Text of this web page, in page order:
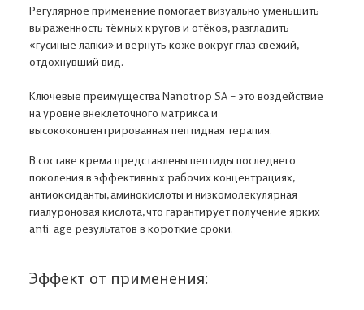
Регулярное применение помогает визуально уменьшить
выраженность тёмных кругов и отёков, разгладить
«гусиные лапки» и вернуть коже вокруг глаз свежий,
отдохнувший вид.
Ключевые преимущества Nanotrop SA – это воздействие
на уровне внеклеточного матрикса и
высококонцентрированная пептидная терапия.
В составе крема представлены пептиды последнего
поколения в эффективных рабочих концентрациях,
антиоксиданты, аминокислоты и низкомолекулярная
гиалуроновая кислота, что гарантирует получение ярких
anti-age результатов в короткие сроки.
Эффект от применения: